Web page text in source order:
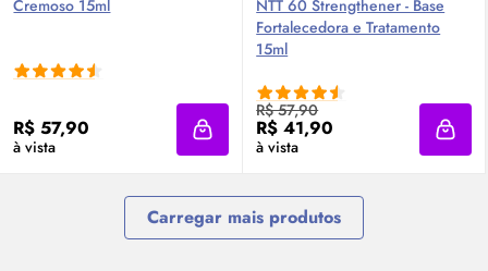
Cremoso 15ml
R$ 57,90
à vista Adicionar à sacola
NTT 60 Strengthener - Base
Fortalecedora e Tratamento
15ml
R$ 57,90
R$ 41,90
à vista
Carregar mais produtos